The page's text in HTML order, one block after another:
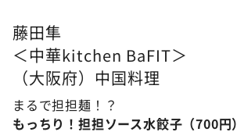
藤田隼
＜中華kitchen BaFIT＞
（大阪府）中国料理
まるで担担麺！？
もっちり！担担ソース水餃子（700円）